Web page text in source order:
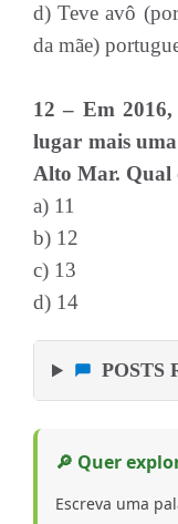
d) Teve avô
da mãe)
12 – Em
lugar mais
Alto Mar. Qual
a) 11
b) 12
c) 13
d) 14
POSTS
🔎 Quer
Escreva uma